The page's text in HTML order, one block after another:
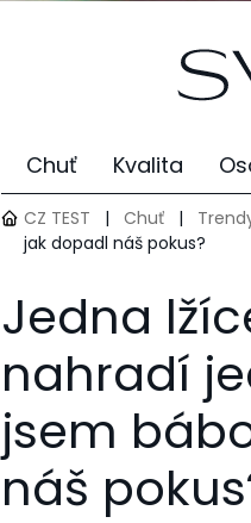
Chuť Kvalita
CZ TEST | Chuť |
jak dopadl náš pokus?
Jedna
nahradí
jsem
náš